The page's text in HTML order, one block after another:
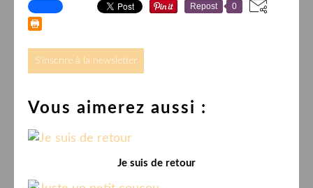
Repost 0
S'inscrire à la newsletter
Vous aimerez aussi :
Je suis de retour